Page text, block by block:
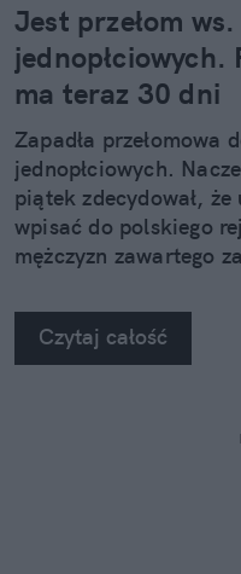
Jest przełom
jednopłciowych.
ma teraz 30 dni
Zapadła przełomowa
jednopłciowych.
piątek zdecydował,
wpisać do polskiego
mężczyzn zawartego
Czytaj całość